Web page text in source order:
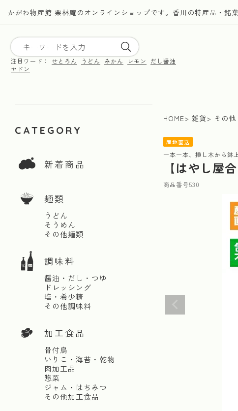
かがわ物産館 栗林庵のオンラインショップです。香川の特産品・銘
注目ワード： せとろん うどん みかん レモン
だし醤油
ヤドン
CATEGORY
新着商品
麺類
うどん
そうめん
その他麺類
調味料
醤油・だし・つゆ
ドレッシング
塩・希少糖
その他調味料
加工食品
骨付鳥
いりこ・海苔・乾物
肉加工品
惣菜
ジャム・はちみつ
その他加工食品
HOME 雑貨 その他
産地直送
一本一本、挿し木から鉢
【はやし
商品番号530